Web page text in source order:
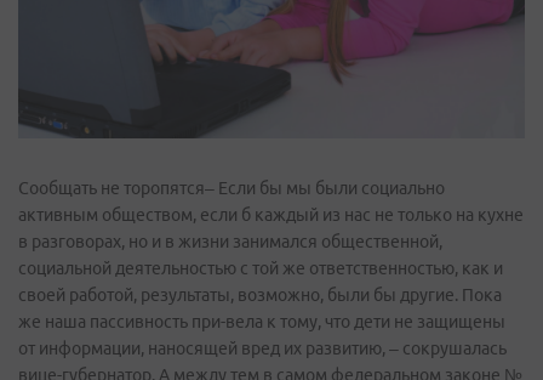
Сообщать не торопятся– Если бы мы были социально
активным обществом, если б каждый из нас не только на кухне
в разговорах, но и в жизни занимался общественной,
социальной деятельностью с той же ответственностью, как и
своей работой, результаты, возможно, были бы другие. Пока
же наша пассивность при-вела к тому, что дети не защищены
от информации, наносящей вред их развитию, – сокрушалась
вице-губернатор. А между тем в самом федеральном законе №